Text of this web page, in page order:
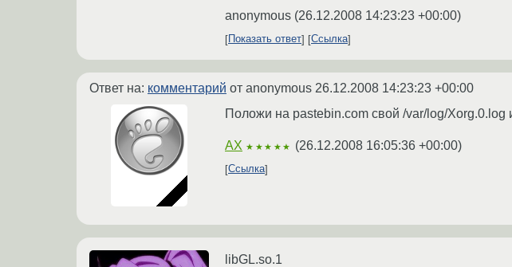
anonymous (26.12.2008 14:23:23 +00:00)
Показать ответ Ссылка
Ответ на: комментарий от anonymous 26.12.2008 14:23:23 +00:00
Положи на pastebin.com свой /var/log/Xorg.0.log
AX ★★★★★ (26.12.2008 16:05:36 +00:00)
Ссылка
libGL.so.1